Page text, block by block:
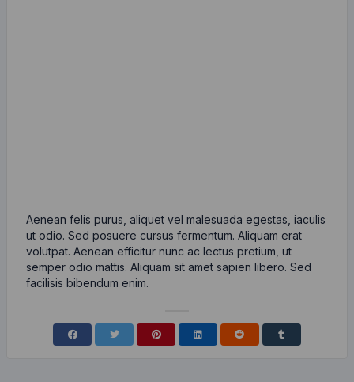
Aenean felis purus, aliquet vel malesuada egestas, iaculis
ut odio. Sed posuere cursus fermentum. Aliquam erat
volutpat. Aenean efficitur nunc ac lectus pretium, ut
semper odio mattis. Aliquam sit amet sapien libero. Sed
facilisis bibendum enim.